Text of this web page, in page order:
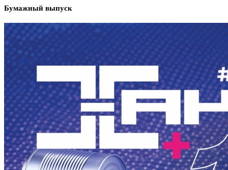
Бумажный выпуск